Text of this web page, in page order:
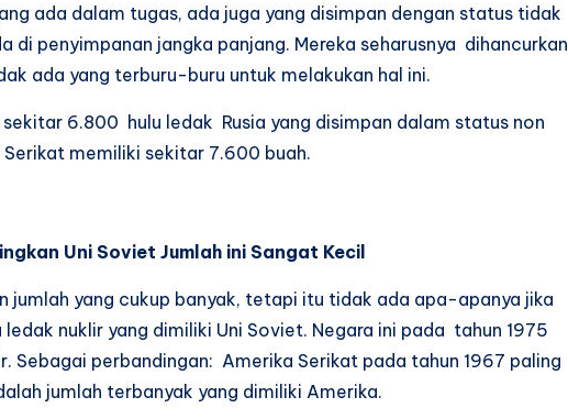
ada dalam tugas, ada juga yang disimpan dengan status tidak
di penyimpanan jangka panjang. Mereka seharusnya dihancurkan
ada yang terburu-buru untuk melakukan hal ini.
6.800 hulu ledak Rusia yang disimpan dalam status non
memiliki sekitar 7.600 buah.
Uni Soviet Jumlah ini Sangat Kecil
jumlah yang cukup banyak, tetapi itu tidak ada apa-apanya jika
nuklir yang dimiliki Uni Soviet. Negara ini pada tahun 1975
Sebagai perbandingan: Amerika Serikat pada tahun 1967 paling
jumlah terbanyak yang dimiliki Amerika.